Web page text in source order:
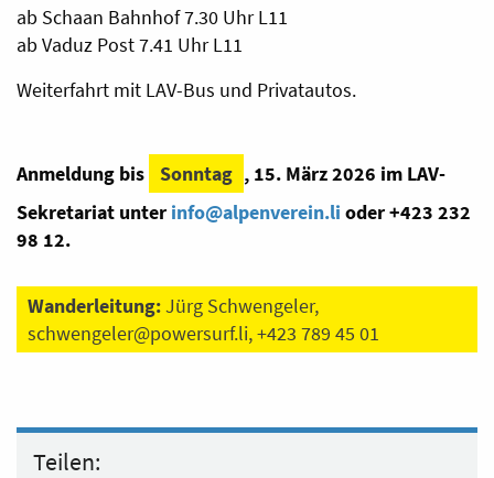
ab Schaan Bahnhof 7.30 Uhr L11
ab Vaduz Post 7.41 Uhr L11
Weiterfahrt mit LAV-Bus und Privatautos.
Anmeldung bis Sonntag , 15. März 2026 im LAV-
Sekretariat unter info@alpenverein.li oder +423 232
98 12.
Wanderleitung:Jürg Schwengeler,
schwengeler@powersurf.li, +423 789 45 01
Teilen: